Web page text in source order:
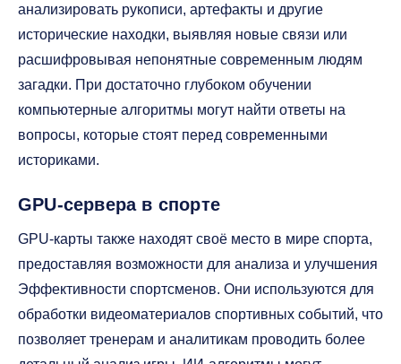
анализировать рукописи, артефакты и другие
исторические находки, выявляя новые связи или
расшифровывая непонятные современным людям
загадки. При достаточно глубоком обучении
компьютерные алгоритмы могут найти ответы на
вопросы, которые стоят перед современными
историками.
GPU-сервера в спорте
GPU-карты также находят своё место в мире спорта,
предоставляя возможности для анализа и улучшения
Эффективности спортсменов. Они используются для
обработки видеоматериалов спортивных событий, что
позволяет тренерам и аналитикам проводить более